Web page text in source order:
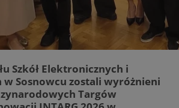
Szkół Elektronicznych i
Sosnowcu zostali wyróżnieni
Targów